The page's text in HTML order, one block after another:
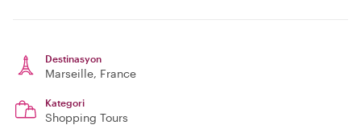
Destinasyon
Marseille, France
Kategori
Shopping Tours